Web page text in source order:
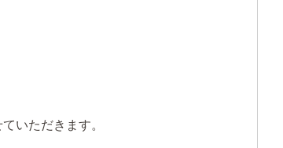
いただきます。